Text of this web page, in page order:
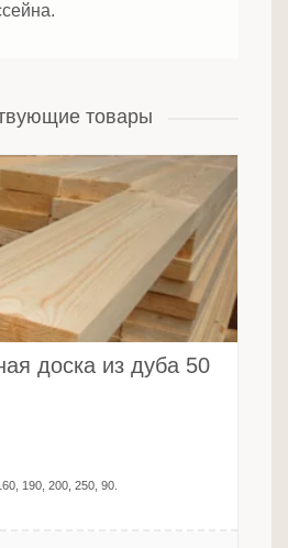
товары
доска из дуба 50
190, 200, 250, 90.